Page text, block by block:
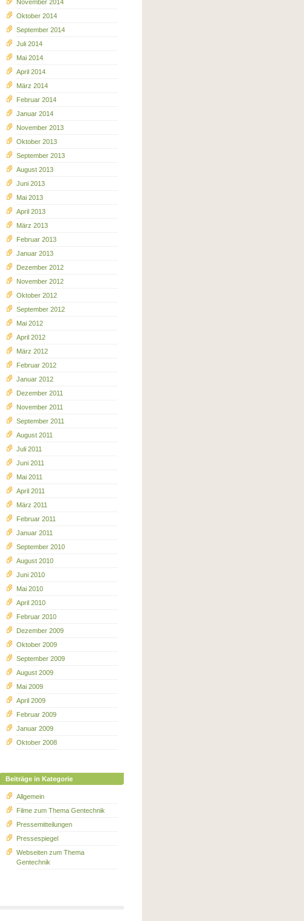
November 2014
Oktober 2014
September 2014
Juli 2014
Mai 2014
April 2014
März 2014
Februar 2014
Januar 2014
November 2013
Oktober 2013
September 2013
August 2013
Juni 2013
Mai 2013
April 2013
März 2013
Februar 2013
Januar 2013
Dezember 2012
November 2012
Oktober 2012
September 2012
Mai 2012
April 2012
März 2012
Februar 2012
Januar 2012
Dezember 2011
November 2011
September 2011
August 2011
Juli 2011
Juni 2011
Mai 2011
April 2011
März 2011
Februar 2011
Januar 2011
September 2010
August 2010
Juni 2010
Mai 2010
April 2010
Februar 2010
Dezember 2009
Oktober 2009
September 2009
August 2009
Mai 2009
April 2009
Februar 2009
Januar 2009
Oktober 2008
Beiträge in Kategorie
Allgemein
Filme zum Thema Gentechnik
Pressemitteilungen
Pressespiegel
Webseiten zum Thema
Gentechnik